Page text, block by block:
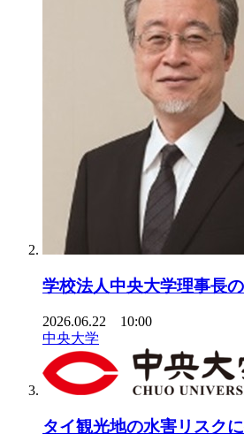
学校法人中央大学理事長
2026.06.22 10:00
中央大学
タイ観光地の水害リスク